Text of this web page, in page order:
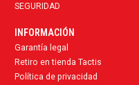
SEGURIDAD
INFORMACIÓN
Garantía legal
Retiro en tienda Tactis
Política de privacidad